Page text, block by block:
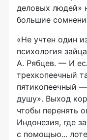
деловых людей»
большие
«Не учтен один
психология
А. Рябцев. — И
трехкопеечный
пятикопеечный
душу». Выход
чтобы перенять
Индонезия, где
с помощью...